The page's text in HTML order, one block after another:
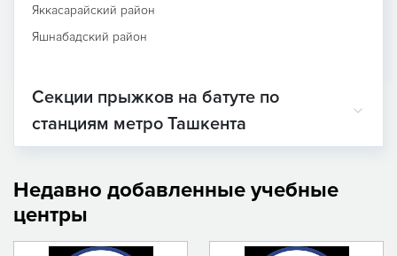
Яккасарайский район
Яшнабадский район
Секции прыжков на батуте по
станциям метро Ташкента
Недавно добавленные учебные
центры